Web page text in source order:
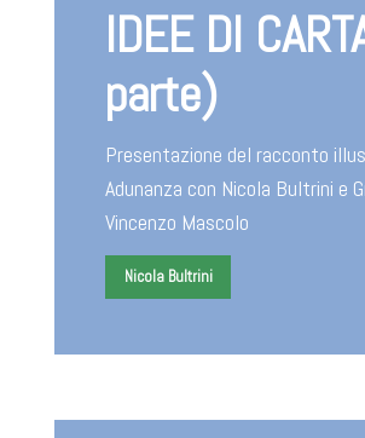
IDEE DI
parte)
Presentazione del racconto
Adunanza con Nicola Bultrini e
Vincenzo Mascolo
Nicola Bultrini